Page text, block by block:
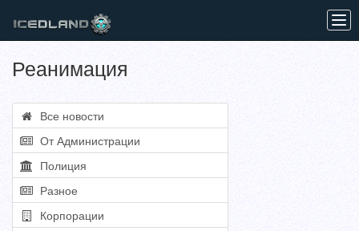
Реанимация
Все новости
От Администрации
Полиция
Разное
Корпорации